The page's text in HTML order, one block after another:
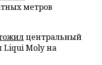
метров
центральный
Liqui Moly на